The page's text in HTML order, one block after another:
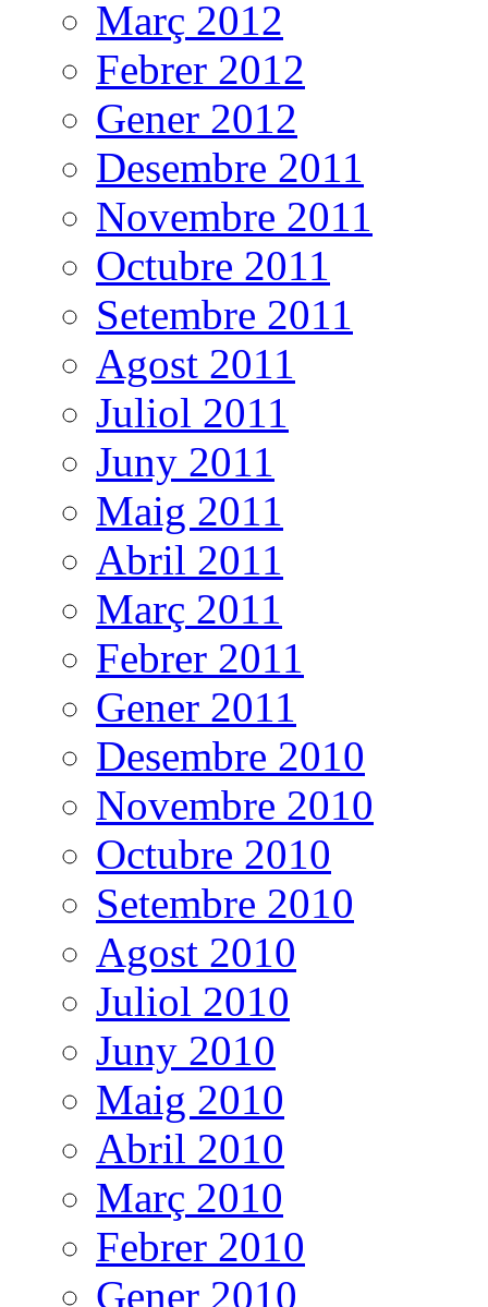
Març 2012
Febrer 2012
Gener 2012
Desembre 2011
Novembre 2011
Octubre 2011
Setembre 2011
Agost 2011
Juliol 2011
Juny 2011
Maig 2011
Abril 2011
Març 2011
Febrer 2011
Gener 2011
Desembre 2010
Novembre 2010
Octubre 2010
Setembre 2010
Agost 2010
Juliol 2010
Juny 2010
Maig 2010
Abril 2010
Març 2010
Febrer 2010
Gener 2010